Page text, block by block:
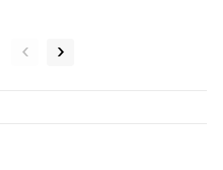
‹ ›